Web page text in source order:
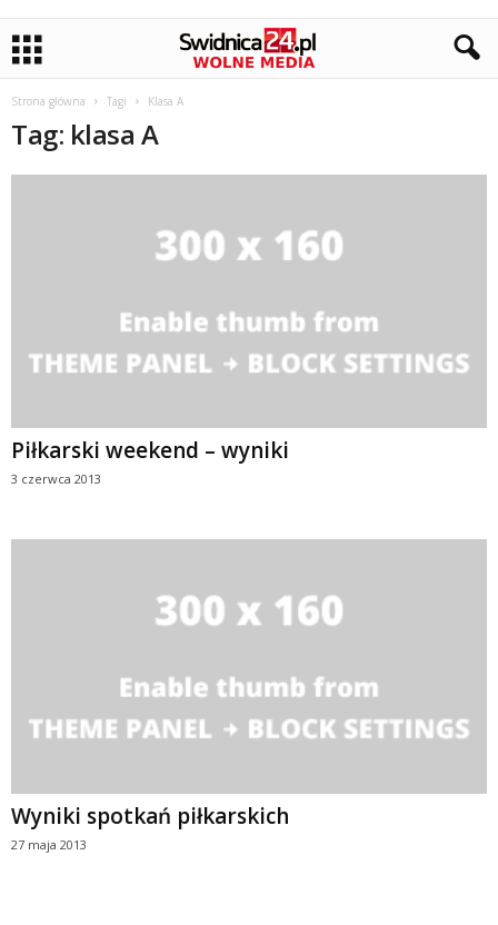
Strona główna Tagi Klasa A
Tag: klasa A
Piłkarski weekend – wyniki
3 czerwca 2013
Wyniki spotkań piłkarskich
27 maja 2013